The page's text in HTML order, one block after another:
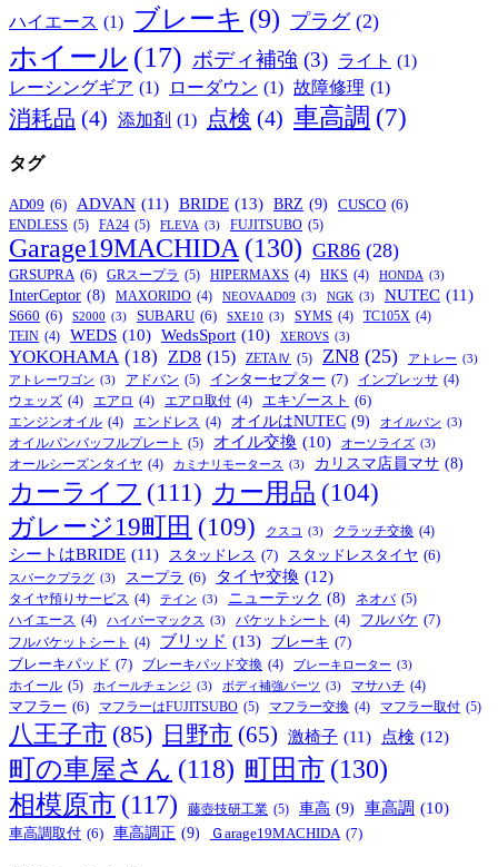
ハイエース (1) ブレーキ (9) プラグ (2)
ホイール (17) ボディ補強 (3) ライト (1)
レーシングギア (1) ローダウン (1) 故障修理 (1)
消耗品 (4) 添加剤 (1) 点検 (4) 車高調 (7)
タグ
AD09 (6) ADVAN (11) BRIDE (13) BRZ (9) CUSCO (6)
ENDLESS (5) FA24 (5) FLEVA (3) FUJITSUBO (5)
Garage19MACHIDA (130) GR86 (28)
GRSUPRA (6) GRスープラ (5) HIPERMAXS (4) HKS (4) HONDA (3)
InterCeptor (8) MAXORIDO (4) NEOVAAD09 (3) NGK (3) NUTEC (11)
S660 (6) S2000 (3) SUBARU (6) SXE10 (3) SYMS (4) TC105X (4)
TEIN (4) WEDS (10) WedsSport (10) XEROVS (3)
YOKOHAMA (18) ZD8 (15) ZETAⅣ (5) ZN8 (25) アトレー (3)
アトレーワゴン (3) アドバン (5) インターセプター (7) インプレッサ (4)
ウェッズ (4) エアロ (4) エアロ取付 (4) エキゾースト (6)
エンジンオイル (4) エンドレス (4) オイルはNUTEC (9) オイルパン (3)
オイルパンバッフルプレート (5) オイル交換 (10) オーソライズ (3)
オールシーズンタイヤ (4) カミナリモータース (3) カリスマ店員マサ (8)
カーライフ (111) カー用品 (104)
ガレージ19町田 (109) クスコ (3) クラッチ交換 (4)
シートはBRIDE (11) スタッドレス (7) スタッドレスタイヤ (6)
スパークプラグ (3) スープラ (6) タイヤ交換 (12)
タイヤ預りサービス (4) テイン (3) ニューテック (8) ネオバ (5)
ハイエース (4) ハイパーマックス (3) バケットシート (4) フルバケ (7)
フルバケットシート (4) ブリッド (13) ブレーキ (7)
ブレーキパッド (7) ブレーキパッド交換 (4) ブレーキローター (3)
ホイール (5) ホイールチェンジ (3) ボディ補強パーツ (3) マサハチ (4)
マフラー (6) マフラーはFUJITSUBO (5) マフラー交換 (4) マフラー取付 (5)
八王子市 (85) 日野市 (65) 激椅子 (11) 点検 (12)
町の車屋さん (118) 町田市 (130)
相模原市 (117) 藤壺技研工業 (5) 車高 (9) 車高調 (10)
車高調取付 (6) 車高調正 (9) Ｇarage19MACHIDA (7)